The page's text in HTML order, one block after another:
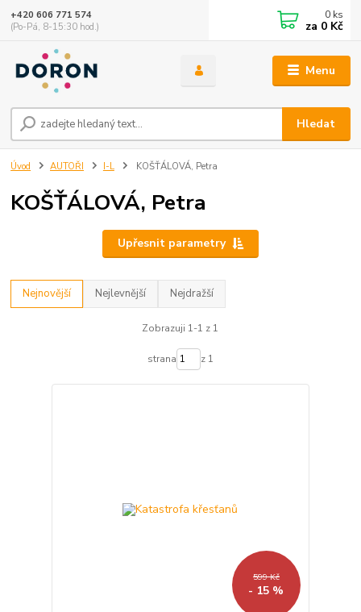
Menu
Hledat
+420 606 771 574
(Po-Pá, 8-15:30 hod.)
0 ks
za 0 Kč
Úvod AUTOŘI I-L KOŠŤÁLOVÁ, Petra
KOŠŤÁLOVÁ, Petra
Upřesnit parametry
Nejnovější Nejlevnější Nejdražší
Zobrazuji 1-1 z 1
strana z 1
599 Kč
- 15 %